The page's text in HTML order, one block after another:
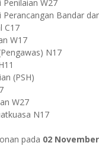
Penilaian W27
Bandar
C17
W17
N17
(PSH)
W27
N17
pada 02